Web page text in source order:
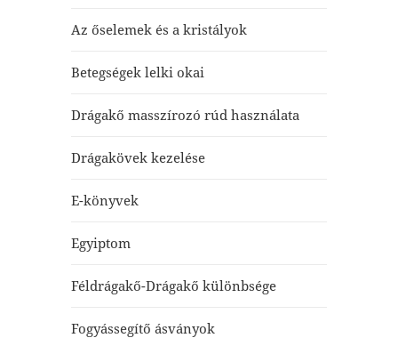
Az őselemek és a kristályok
Betegségek lelki okai
Drágakő masszírozó rúd használata
Drágakövek kezelése
E-könyvek
Egyiptom
Féldrágakő-Drágakő különbsége
Fogyássegítő ásványok